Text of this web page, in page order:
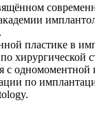
пластике в
одномоментной
по